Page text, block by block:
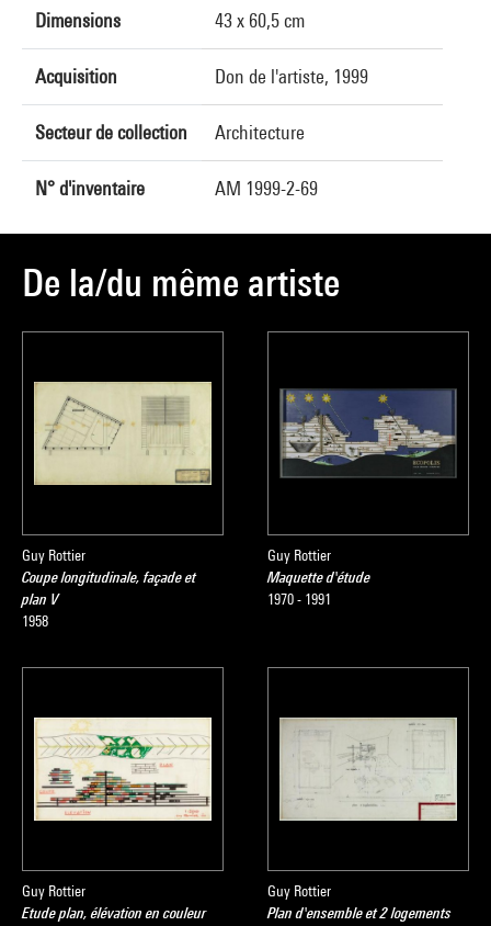
Dimensions 43 x 60,5 cm
Acquisition Don de l'artiste, 1999
Secteur de collection Architecture
N° d'inventaire AM 1999-2-69
De la/du même artiste
Guy Rottier
Coupe longitudinale, façade et
plan V
1958
Guy Rottier
Maquette d'étude
1970 - 1991
Guy Rottier
Etude plan, élévation en couleur
Guy Rottier
Plan d'ensemble et 2 logements